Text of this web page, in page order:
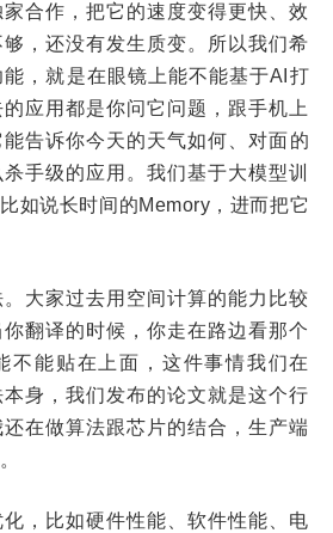
合作，把它的速度变得更快、效
，还没有发生质变。所以我们希
，就是在眼镜上能不能基于AI打
应用都是你问它问题，跟手机上
告诉你今天的天气如何、对面的
手级的应用。我们基于大模型训
如说长时间的Memory，进而把它
大家过去用空间计算的能力比较
翻译的时候，你走在路边看那个
不能贴在上面，这件事情我们在
身，我们发布的论文就是这个行
在做算法跟芯片的结合，生产端
，比如硬件性能、软件性能、电